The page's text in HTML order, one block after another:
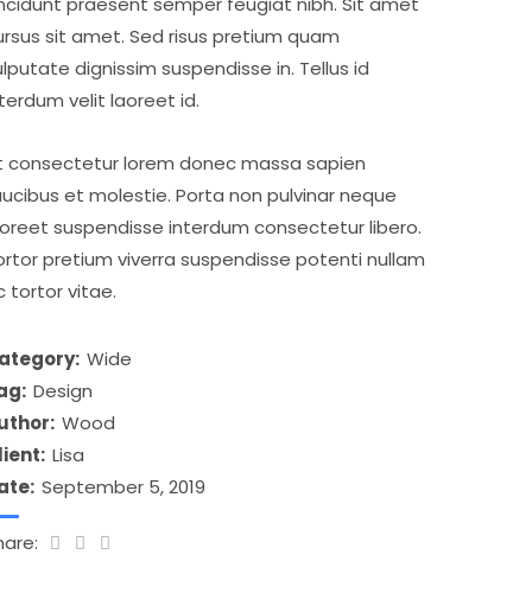
sit amet. Sed risus pretium quam
dignissim suspendisse in. Tellus id
velit laoreet id.
consectetur lorem donec massa sapien
et molestie. Porta non pulvinar neque
suspendisse interdum consectetur libero.
pretium viverra suspendisse potenti nullam
tortor vitae.
Wide
Design
Wood
Lisa
September 5, 2019